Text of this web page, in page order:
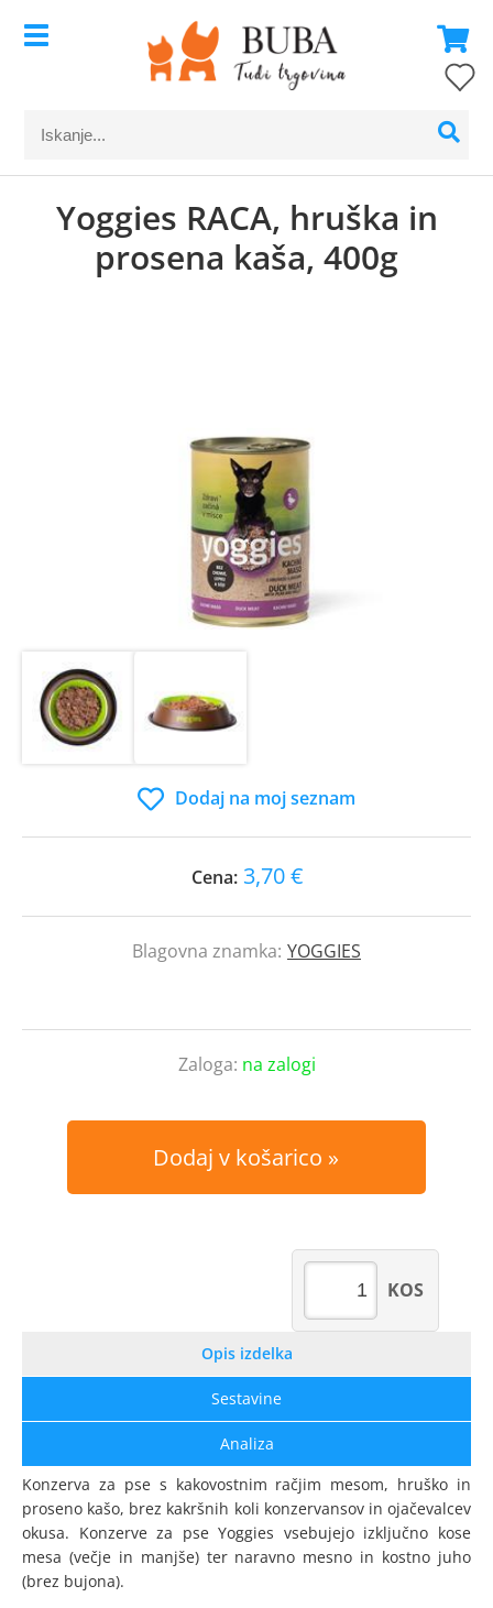
Yoggies RACA, hruška in
prosena kaša, 400g
Dodaj na moj seznam
Cena: 3,70 €
Blagovna znamka: YOGGIES
Zaloga: na zalogi
Dodaj v košarico
KOS
Opis izdelka
Sestavine
Analiza
Konzerva za pse s kakovostnim račjim mesom, hruško in
proseno kašo, brez kakršnih koli konzervansov in ojačevalcev
okusa. Konzerve za pse Yoggies vsebujejo izključno kose
mesa (večje in manjše) ter naravno mesno in kostno juho
(brez bujona).